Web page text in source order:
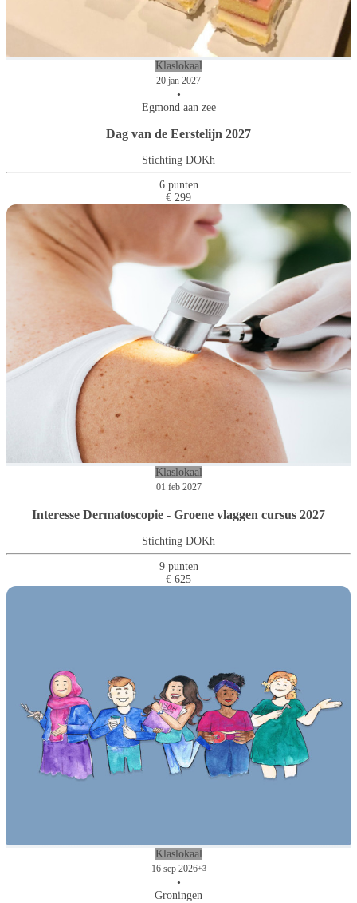
Klaslokaal
20 jan 2027
•
Egmond aan zee
Dag van de Eerstelijn 2027
Stichting DOKh
6 punten
€ 299
Klaslokaal
01 feb 2027
Interesse Dermatoscopie - Groene vlaggen cursus 2027
Stichting DOKh
9 punten
€ 625
Klaslokaal
16 sep 2026+3
•
Groningen